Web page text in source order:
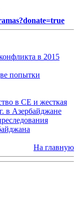
в 2015
попытки
в СЕ и жесткая
в Азербайджане
На главную